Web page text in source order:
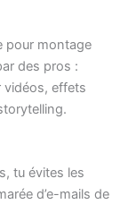
pour montage
des pros :
vidéos, effets
tu évites les
d’e-mails de